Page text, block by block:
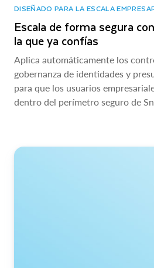
DISEÑADO PARA LA ESCALA
Escala de forma segura
la que ya confías
Aplica automáticamente los
gobernanza de identidades y
para que los usuarios
dentro del perímetro seguro de